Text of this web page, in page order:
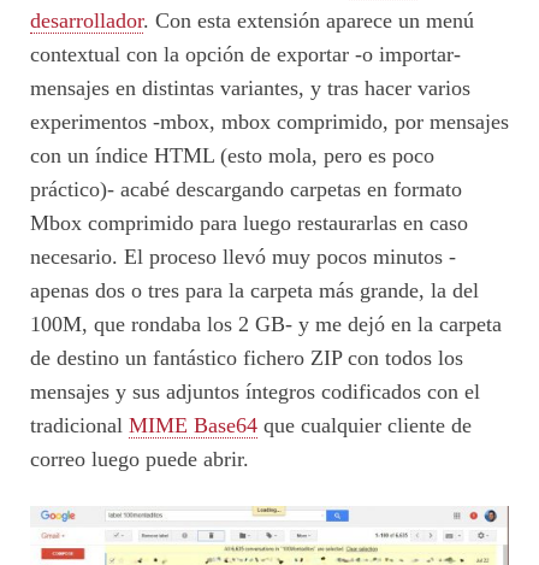
desarrollador. Con esta extensión aparece un menú
contextual con la opción de exportar -o importar-
mensajes en distintas variantes, y tras hacer varios
experimentos -mbox, mbox comprimido, por mensajes
con un índice HTML (esto mola, pero es poco
práctico)- acabé descargando carpetas en formato
Mbox comprimido para luego restaurarlas en caso
necesario. El proceso llevó muy pocos minutos -
apenas dos o tres para la carpeta más grande, la del
100M, que rondaba los 2 GB- y me dejó en la carpeta
de destino un fantástico fichero ZIP con todos los
mensajes y sus adjuntos íntegros codificados con el
tradicional MIME Base64 que cualquier cliente de
correo luego puede abrir.